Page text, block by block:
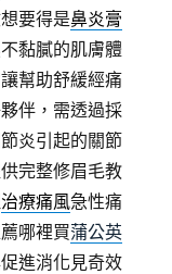
要得是鼻炎膏
黏膩的肌膚體
幫助舒緩經痛
伴，需透過採
炎引起的關節
完整修眉毛教
治療痛風急性痛
哪裡買蒲公英
進消化見奇效